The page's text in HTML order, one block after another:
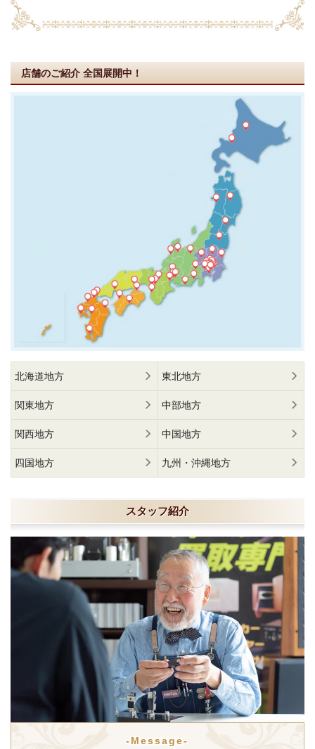
店舗のご紹介 全国展開中！
北海道地方 東北地方
関東地方 中部地方
関西地方 中国地方
四国地方 九州・沖縄地方
スタッフ紹介
-Message-